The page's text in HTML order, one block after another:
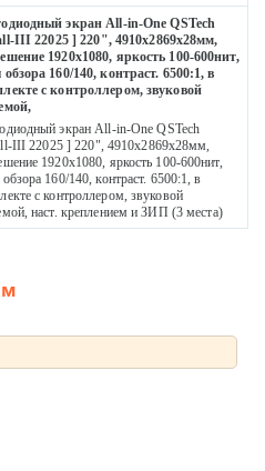
экран All-in-One QSTech
III 22025 ] 220", 4910x2869x28мм,
1920х1080, яркость 100-600нит,
обзора 160/140, контраст. 6500:1, в
с контроллером, звуковой
экран All-in-One QSTech
III 22025 ] 220", 4910x2869x28мм,
1920х1080, яркость 100-600нит,
160/140, контраст. 6500:1, в
с контроллером, звуковой
наст. креплением и ЗИП (3 места)